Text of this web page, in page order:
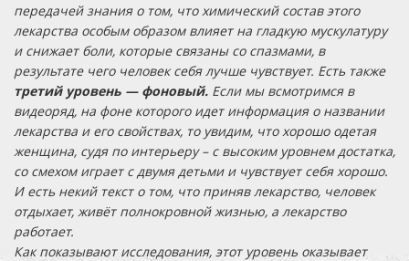
передачей знания о том, что химический состав этого
лекарства особым образом влияет на гладкую мускулатуру
и снижает боли, которые связаны со спазмами, в
результате чего человек себя лучше чувствует. Есть также
третий уровень — фоновый. Если мы всмотримся в
видеоряд, на фоне которого идет информация о названии
лекарства и его свойствах, то увидим, что хорошо одетая
женщина, судя по интерьеру – с высоким уровнем достатка,
со смехом играет с двумя детьми и чувствует себя хорошо.
И есть некий текст о том, что приняв лекарство, человек
отдыхает, живёт полнокровной жизнью, а лекарство
работает.
Как показывают исследования, этот уровень оказывает